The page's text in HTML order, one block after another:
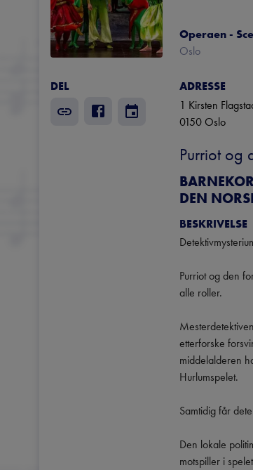
Operaen -
Oslo
DEL
ADRESSE
1 Kirsten
0150 Oslo
Purriot og
DEN
BESKRIVELSE
Purriot og den
alle roller.
etterforske
middelalderen
Hurlumspelet.
Samtidig får
Den lokale
motspiller i